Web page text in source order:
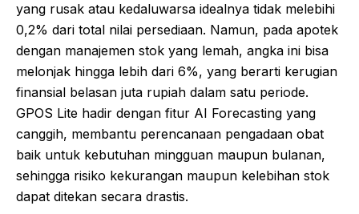
yang rusak atau kedaluwarsa idealnya tidak melebihi
0,2% dari total nilai persediaan. Namun, pada apotek
dengan manajemen stok yang lemah, angka ini bisa
melonjak hingga lebih dari 6%, yang berarti kerugian
finansial belasan juta rupiah dalam satu periode.
GPOS Lite hadir dengan fitur AI Forecasting yang
canggih, membantu perencanaan pengadaan obat
baik untuk kebutuhan mingguan maupun bulanan,
sehingga risiko kekurangan maupun kelebihan stok
dapat ditekan secara drastis.